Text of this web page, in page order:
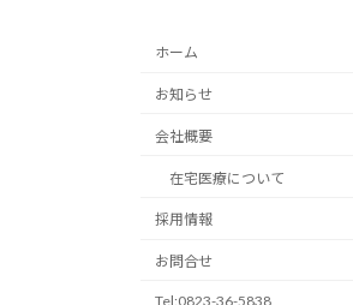
ホーム
お知らせ
会社概要
在宅医療について
採用情報
お問合せ
Tel:0823-36-5838